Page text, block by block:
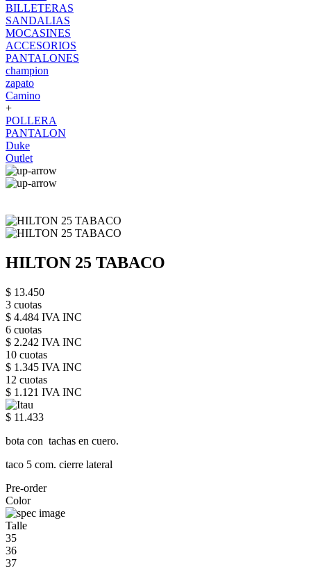
BILLETERAS
SANDALIAS
MOCASINES
ACCESORIOS
PANTALONES
champion
zapato
Camino
+
POLLERA
PANTALON
Duke
Outlet
HILTON 25 TABACO
$ 13.450
3 cuotas
$ 4.484 IVA INC
6 cuotas
$ 2.242 IVA INC
10 cuotas
$ 1.345 IVA INC
12 cuotas
$ 1.121 IVA INC
$ 11.433
bota con tachas en cuero.
taco 5 com. cierre lateral
Pre-order
Color
Talle
35
36
37